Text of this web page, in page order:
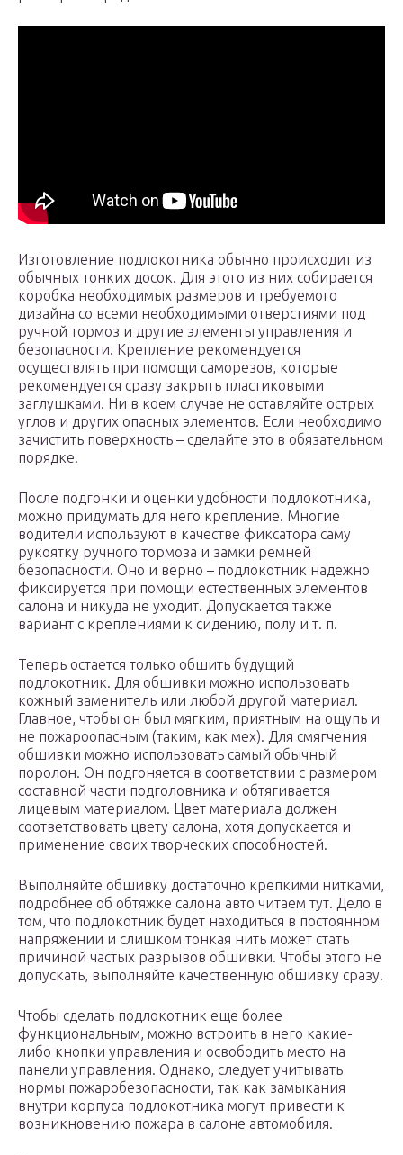
Изготовление подлокотника обычно происходит из
обычных тонких досок. Для этого из них собирается
коробка необходимых размеров и требуемого
дизайна со всеми необходимыми отверстиями под
ручной тормоз и другие элементы управления и
безопасности. Крепление рекомендуется
осуществлять при помощи саморезов, которые
рекомендуется сразу закрыть пластиковыми
заглушками. Ни в коем случае не оставляйте острых
углов и других опасных элементов. Если необходимо
зачистить поверхность – сделайте это в обязательном
порядке.
После подгонки и оценки удобности подлокотника,
можно придумать для него крепление. Многие
водители используют в качестве фиксатора саму
рукоятку ручного тормоза и замки ремней
безопасности. Оно и верно – подлокотник надежно
фиксируется при помощи естественных элементов
салона и никуда не уходит. Допускается также
вариант с креплениями к сидению, полу и т. п.
Теперь остается только обшить будущий
подлокотник. Для обшивки можно использовать
кожный заменитель или любой другой материал.
Главное, чтобы он был мягким, приятным на ощупь и
не пожароопасным (таким, как мех). Для смягчения
обшивки можно использовать самый обычный
поролон. Он подгоняется в соответствии с размером
составной части подголовника и обтягивается
лицевым материалом. Цвет материала должен
соответствовать цвету салона, хотя допускается и
применение своих творческих способностей.
Выполняйте обшивку достаточно крепкими нитками,
подробнее об обтяжке салона авто читаем тут. Дело в
том, что подлокотник будет находиться в постоянном
напряжении и слишком тонкая нить может стать
причиной частых разрывов обшивки. Чтобы этого не
допускать, выполняйте качественную обшивку сразу.
Чтобы сделать подлокотник еще более
функциональным, можно встроить в него какие-
либо кнопки управления и освободить место на
панели управления. Однако, следует учитывать
нормы пожаробезопасности, так как замыкания
внутри корпуса подлокотника могут привести к
возникновению пожара в салоне автомобиля.